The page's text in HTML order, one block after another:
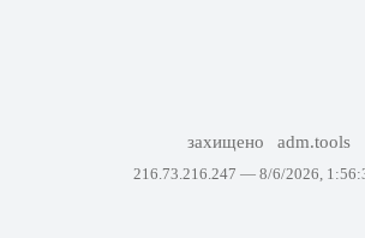
захищено adm.tools
216.73.216.247 — 8/6/2026,